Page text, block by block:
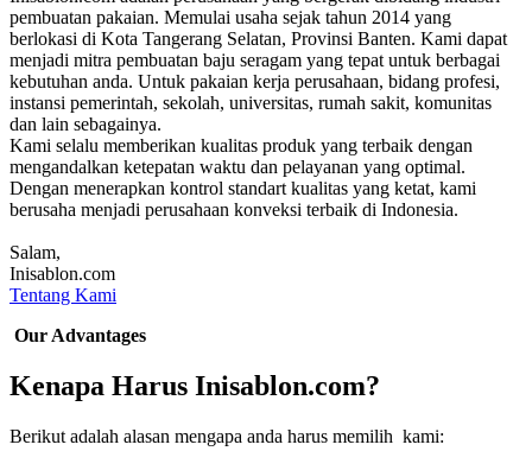
pembuatan pakaian. Memulai usaha sejak tahun 2014 yang
berlokasi di Kota Tangerang Selatan, Provinsi Banten. Kami dapat
menjadi mitra pembuatan baju seragam yang tepat untuk berbagai
kebutuhan anda. Untuk pakaian kerja perusahaan, bidang profesi,
instansi pemerintah, sekolah, universitas, rumah sakit, komunitas
dan lain sebagainya.
Kami selalu memberikan kualitas produk yang terbaik dengan
mengandalkan ketepatan waktu dan pelayanan yang optimal.
Dengan menerapkan kontrol standart kualitas yang ketat, kami
berusaha menjadi perusahaan konveksi terbaik di Indonesia.
Salam,
Inisablon.com
Tentang Kami
Our Advantages
Kenapa Harus Inisablon.com?
Berikut adalah alasan mengapa anda harus memilih kami: